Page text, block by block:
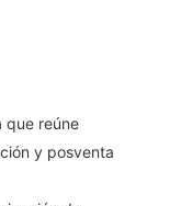
que reúne
y posventa